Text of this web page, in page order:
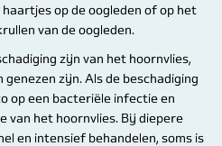
op de oogleden of op het
van de oogleden.
zijn van het hoornvlies,
zijn. Als de beschadiging
op een bacteriële infectie en
van het hoornvlies. Bij diepere
en intensief behandelen, soms is